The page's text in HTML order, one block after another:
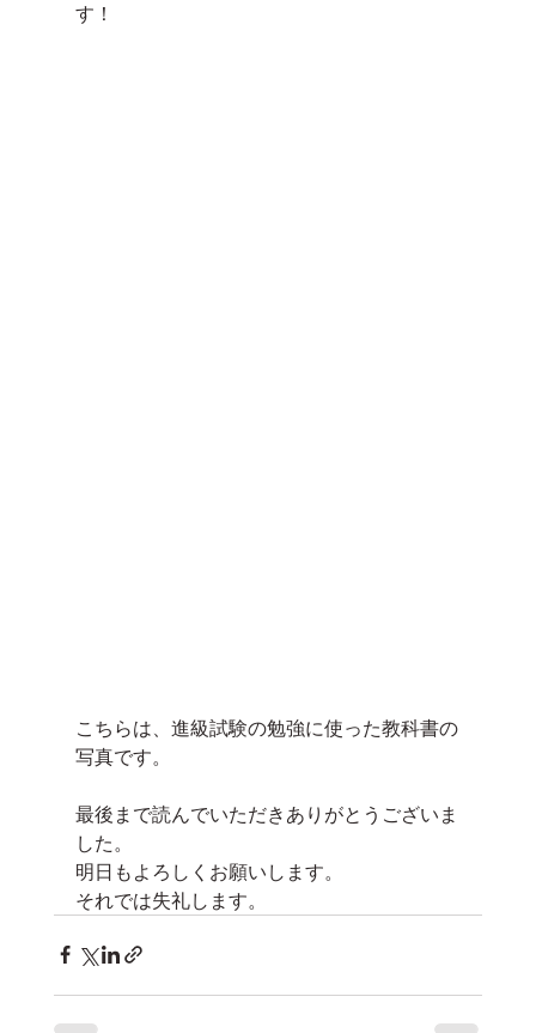
す！
こちらは、進級試験の勉強に使った教科書の
写真です。
最後まで読んでいただきありがとうございま
した。
明日もよろしくお願いします。
それでは失礼します。